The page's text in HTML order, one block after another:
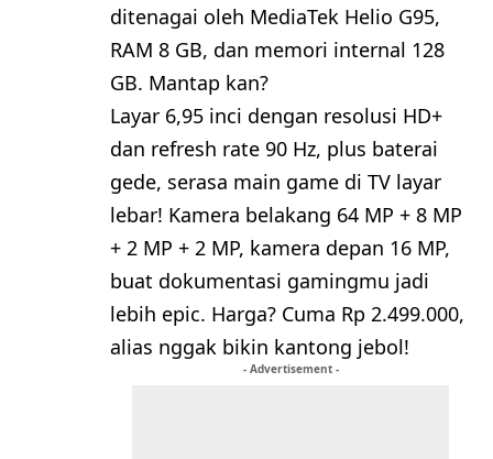
ditenagai oleh MediaTek Helio G95,
RAM 8 GB, dan memori internal 128
GB. Mantap kan?
Layar 6,95 inci dengan resolusi HD+
dan refresh rate 90 Hz, plus baterai
gede, serasa main game di TV layar
lebar! Kamera belakang 64 MP + 8 MP
+ 2 MP + 2 MP, kamera depan 16 MP,
buat dokumentasi gamingmu jadi
lebih epic. Harga? Cuma Rp 2.499.000,
alias nggak bikin kantong jebol!
- Advertisement -